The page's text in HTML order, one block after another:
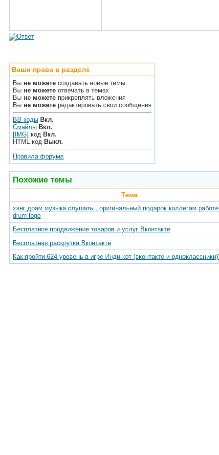
Ваши права в разделе
Вы не можете создавать новые темы
Вы не можете отвечать в темах
Вы не можете прикреплять вложения
Вы не можете редактировать свои сообщения
BB коды Вкл.
Смайлы Вкл.
[IMG] код Вкл.
HTML код Выкл.
Правила форума
Похожие темы
Тема
ханг драм музыка слушать , оригинальный подарок коллегам
drum logo
Бесплатное продвижение товаров и услуг Вконтакте
Бесплатная раскрутка Вконтакте
Как пройти 624 уровень в игре Инди кот (вконтакте и